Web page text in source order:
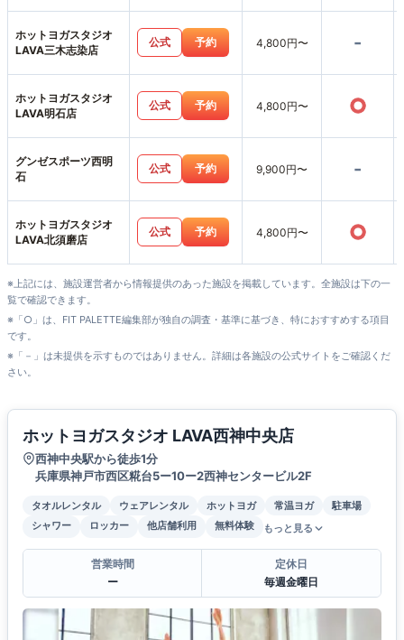
ホットヨガスタジオ
LAVA三木志染店
公式 予約 4,800円〜 -
ホットヨガスタジオ
LAVA明石店
公式 予約 4,800円〜 ○
グンゼスポーツ西明
石
公式 予約 9,900円〜 -
ホットヨガスタジオ
LAVA北須磨店
公式 予約 4,800円〜 ○
※上記には、施設運営者から情報提供のあった施設を掲載しています。全施設は下の一
覧で確認できます。
※「○」は、FIT PALETTE編集部が独自の調査・基準に基づき、特におすすめする項目
です。
※「－」は未提供を示すものではありません。詳細は各施設の公式サイトをご確認くだ
さい。
ホットヨガスタジオ LAVA西神中央店
西神中央駅から徒歩1分
兵庫県神戸市西区糀台5ー10ー2西神センタービル2F
タオルレンタル ウェアレンタル ホットヨガ 常温ヨガ
駐車場
シャワー
ロッカー 他店舗利用 無料体験 もっと見る
営業時間
ー
定休日
毎週金曜日